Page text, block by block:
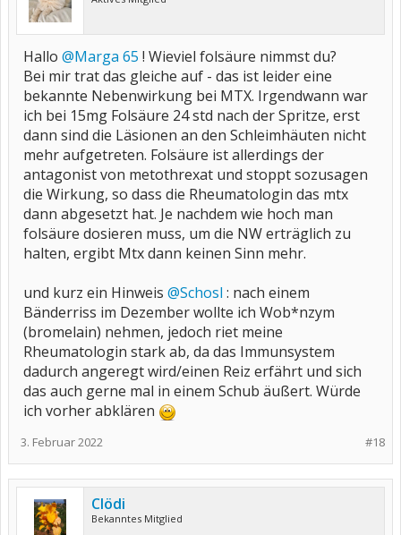
Hallo @Marga 65 ! Wieviel folsäure nimmst du?
Bei mir trat das gleiche auf - das ist leider eine
bekannte Nebenwirkung bei MTX. Irgendwann war
ich bei 15mg Folsäure 24 std nach der Spritze, erst
dann sind die Läsionen an den Schleimhäuten nicht
mehr aufgetreten. Folsäure ist allerdings der
antagonist von metothrexat und stoppt sozusagen
die Wirkung, so dass die Rheumatologin das mtx
dann abgesetzt hat. Je nachdem wie hoch man
folsäure dosieren muss, um die NW erträglich zu
halten, ergibt Mtx dann keinen Sinn mehr.
und kurz ein Hinweis @Schosl : nach einem
Bänderriss im Dezember wollte ich Wob*nzym
(bromelain) nehmen, jedoch riet meine
Rheumatologin stark ab, da das Immunsystem
dadurch angeregt wird/einen Reiz erfährt und sich
das auch gerne mal in einem Schub äußert. Würde
ich vorher abklären
#18
3. Februar 2022
Clödi
Bekanntes Mitglied